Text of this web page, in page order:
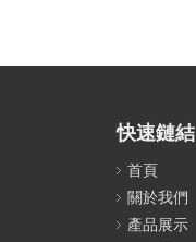
快速鏈結
首頁
關於我們
產品展示